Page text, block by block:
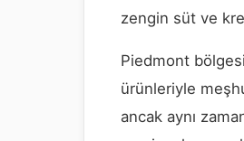
zengin süt ve
Piedmont
ürünleriyle
ancak aynı